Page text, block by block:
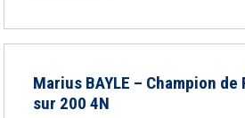
Marius BAYLE – Champion
sur 200 4N